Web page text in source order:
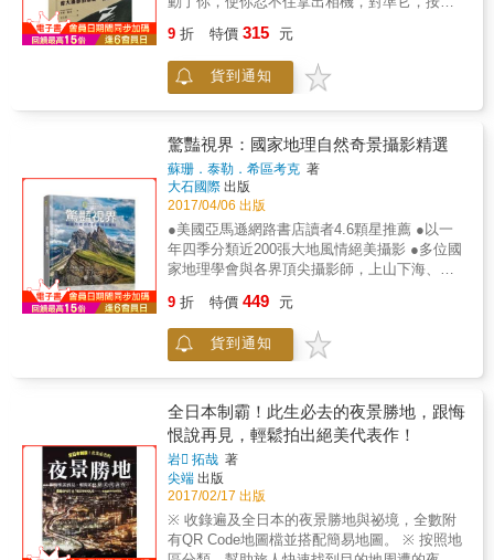
步。從被某個「地點」所啟發，到決定拍攝的
「時間」，最後找出適合的「手法」，只要用
心著眼於這三步驟，就掌握了拍出優秀風景攝
洛針對風景攝影50個讓人恍然大悟的提案，一
頁一課，每課皆有精闢剖析、重點觀念以及作
品背後的故事，每章節後更附有「技術焦
點」，包括法律常識、鏡頭選擇、各種濾鏡的
使用與後製、風景攝影常見問答等。50張經典
風景作品一本收藏。讀完本書，當你再次被勾
起按下快門的衝動時，將拍出更加傑出的作
品。 ．50位攝影大師經典作品，超值收藏 ．收
錄法律顧問對於風景攝影的建議 ．只需具備最
－構圖－ 在畫面中尋找引導線、決定地平線的
位置、是否刻意避開或讓什麼元素進來，你想
說什麼故事，該如何運用畫面中的素材表達，
物、街景、自然或人造景觀等大師作品來教你
風景攝影的構圖技巧。 －曝光－ 拍攝風景時最
常遇到天空很亮，地景很暗的狀況。陰天、豔
陽天又該如何調整曝光值？本章除了要教你如
何「正確」判斷曝光值，更要教你如何利用曝
光來付予照片想要的氣氛。曝光不只是攝影師
對應光源所做出的反應，而是更主動的氛圍製
9 折 特價 315 元
貨到通知
驚豔視界：國家地理自然奇景攝影精選
蘇珊．泰勒．希區考克 著
大石國際 出版
2017/04/06 出版
●美國亞馬遜網路書店讀者4.6顆星推薦 ●以一
年四季分類近200張大地風情絕美攝影 ●多位國
家地理學會與各界頂尖攝影師，上山下海、嘔
寫前言 本書收錄全球最美的風景攝影作品，翻
開書頁就能把世界各地美景盡收眼底。 多位世
界頂級攝影師致力以最鮮明動人的畫面，為這
的夏季天空所襯托的大片薰衣草田，到冰島光
彩奪目的極光景致──舉凡陸地、海洋、高空，
範圍遍及全球六大洲，網羅約200幅不容錯過的
極致美景。 前言作者──《國家地理》雜誌定期
撰稿人暨空拍攝影大師喬治‧史坦梅茲，以自身
職涯經歷娓娓道來，引領讀者張開攝影眼，探
索全球四季美景。本書也收錄學者、詩人、攝
影師之言，營造照片意境、講述拍攝過程，有
9 折 特價 449 元
貨到通知
全日本制霸！此生必去的夜景勝地，跟悔
恨說再見，輕鬆拍出絕美代表作！
岩 拓哉 著
尖端 出版
2017/02/17 出版
※ 收錄遍及全日本的夜景勝地與祕境，全數附
有QR Code地圖檔並搭配簡易地圖。 ※ 按照地